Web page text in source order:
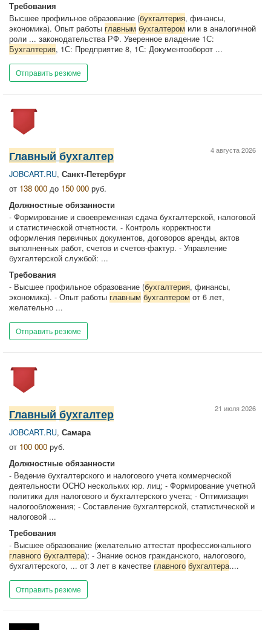
Требования
Высшее профильное образование (бухгалтерия, финансы,
экономика). Опыт работы главным бухгалтером или в аналогичной
роли ... законодательства РФ. Уверенное владение 1С:
Бухгалтерия, 1С: Предприятие 8, 1С: Документооборот ...
Отправить резюме
4 августа 2026
Главный бухгалтер
JOBCART.RU, Санкт-Петербург
от 138 000 до 150 000 руб.
Должностные обязанности
- Формирование и своевременная сдача бухгалтерской, налоговой
и статистической отчетности. - Контроль корректности
оформления первичных документов, договоров аренды, актов
выполненных работ, счетов и счетов-фактур. - Управление
бухгалтерской службой: ...
Требования
- Высшее профильное образование (бухгалтерия, финансы,
экономика). - Опыт работы главным бухгалтером от 6 лет,
желательно ...
Отправить резюме
21 июля 2026
Главный бухгалтер
JOBCART.RU, Самара
от 100 000 руб.
Должностные обязанности
- Ведение бухгалтерского и налогового учета коммерческой
деятельности ОСНО нескольких юр. лиц; - Формирование учетной
политики для налогового и бухгалтерского учета; - Оптимизация
налогообложения; - Составление бухгалтерской, статистической и
налоговой ...
Требования
- Высшее образование (желательно аттестат профессионального
главного бухгалтера); - Знание основ гражданского, налогового,
бухгалтерского, ... от 3 лет в качестве главного бухгалтера....
Отправить резюме